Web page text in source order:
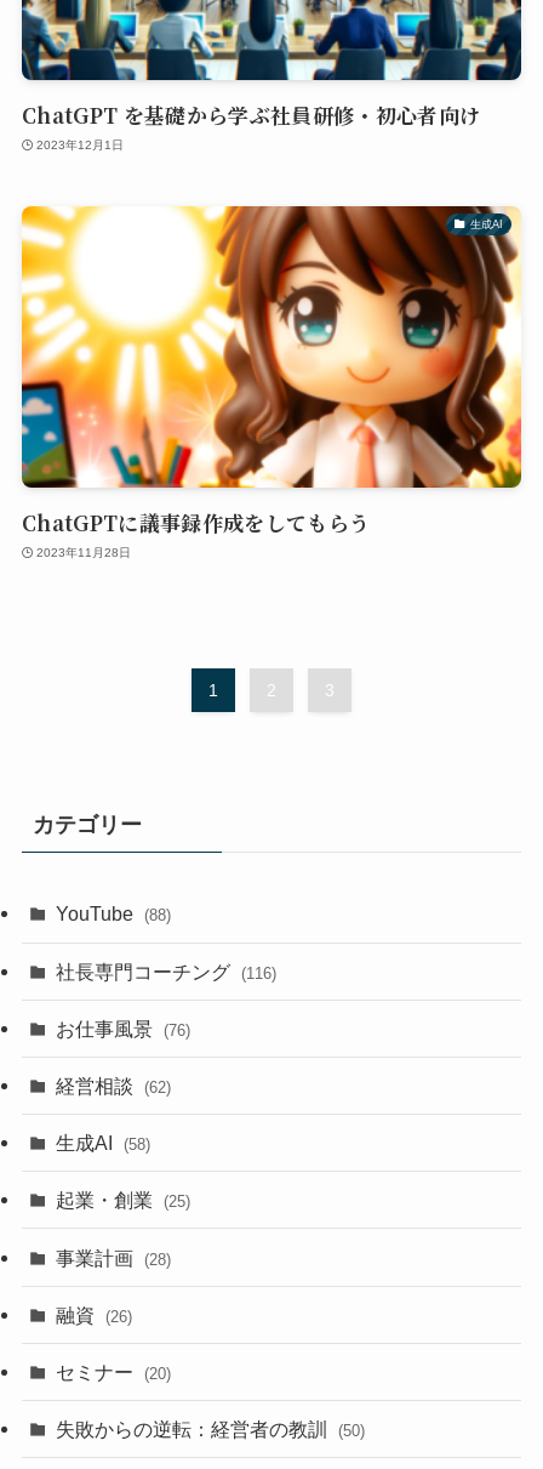
ChatGPT を基礎から学ぶ社員研修・初心者向け
2023年12月1日
生成AI
ChatGPTに議事録作成をしてもらう
2023年11月28日
1 2 3
カテゴリー
YouTube (88)
社長専門コーチング (116)
お仕事風景 (76)
経営相談 (62)
生成AI (58)
起業・創業 (25)
事業計画 (28)
融資 (26)
セミナー (20)
失敗からの逆転：経営者の教訓 (50)